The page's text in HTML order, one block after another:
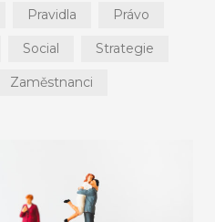
Pravidla Právo
Social Strategie
Zaměstnanci